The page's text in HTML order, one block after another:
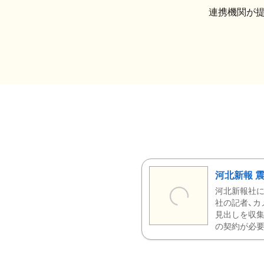
連携機関が
河北新報
河北新報社
社の記者、
見出しを収
の契約が必要